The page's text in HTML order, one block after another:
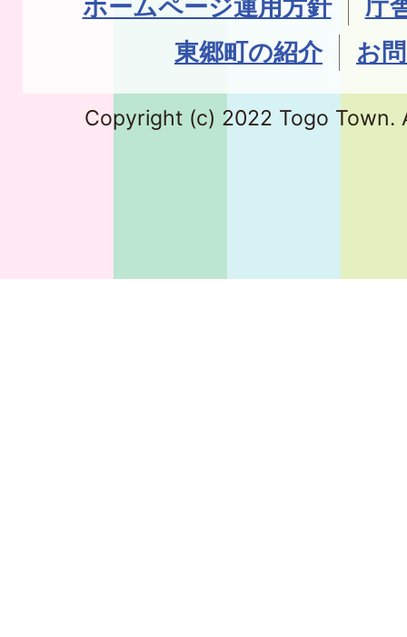
ホームページ運用方針
庁
東郷町の紹介
お
Copyright (c) 2022 Togo Town.